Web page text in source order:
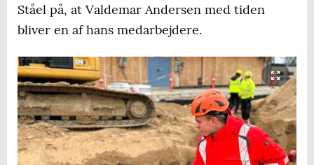
Ståel på, at Valdemar Andersen med tiden
bliver en af hans medarbejdere.